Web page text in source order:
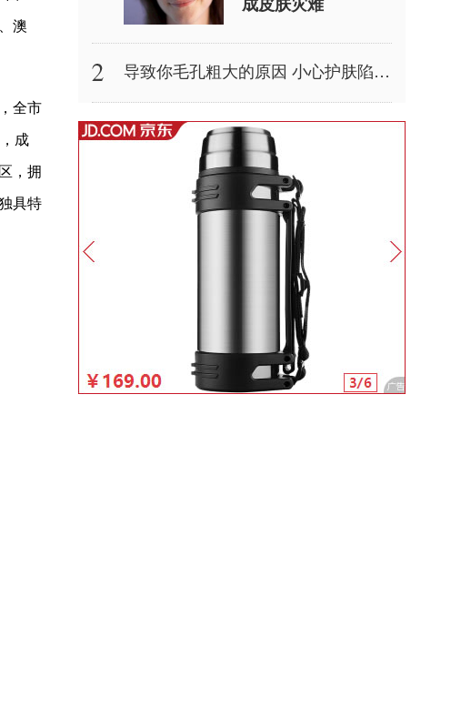
澳
全市
成
，拥
具特
导致你毛孔粗大的原因 小心护肤陷阱造成皮肤灾难